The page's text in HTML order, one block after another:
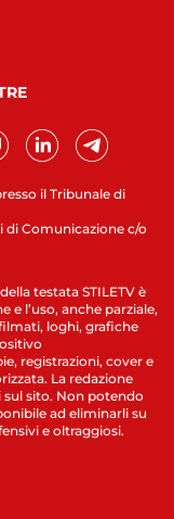
il Tribunale di
di Comunicazione c/o
testata STILETV è
e l’uso, anche parziale,
loghi, grafiche
registrazioni, cover e
La redazione
sito. Non potendo
ad eliminarli su
e oltraggiosi.